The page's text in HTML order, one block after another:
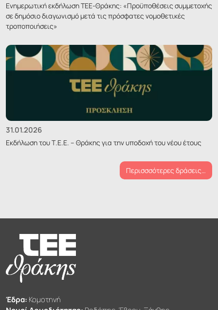
Ενημερωτική εκδήλωση ΤΕΕ-Θράκης: «Προϋποθέσεις συμμετοχής
σε δημόσιο διαγωνισμό μετά τις πρόσφατες νομοθετικές
τροποποιήσεις»
31.01.2026
Εκδήλωση του Τ.Ε.Ε. – Θράκης για την υποδοχή του νέου έτους
Περισσσότερες δράσεις…
Έδρα: Κομοτηνή